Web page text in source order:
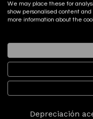
Restricciones
Las ciudades
viabilidad a
ciudades,
podrían
Depreciación
We may place these for
show personalised content
more information about the